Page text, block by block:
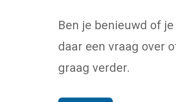
Ben je benieuwd of
daar een vraag over
graag verder.